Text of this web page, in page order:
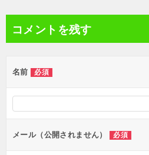
ビ
ー
シ
ョ
ン
コメントを残す
名前 必須
メール（公開されません） 必須